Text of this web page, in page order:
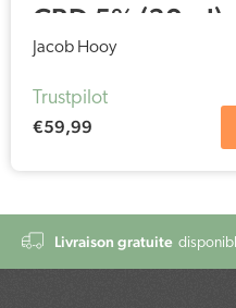
CBD 5% (30ml)
Jacob Hooy
Trustpilot
€59,99
Livraison gratuite